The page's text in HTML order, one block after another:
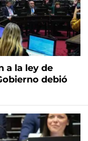
a la ley de
debió